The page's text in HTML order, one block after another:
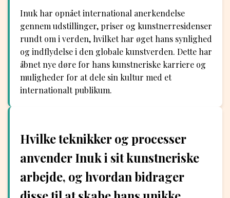
Inuk har opnået international anerkendelse
gennem udstillinger, priser og kunstnerresidenser
rundt om i verden, hvilket har øget hans synlighed
og indflydelse i den globale kunstverden. Dette har
åbnet nye døre for hans kunstneriske karriere og
muligheder for at dele sin kultur med et
internationalt publikum.
Hvilke teknikker og processer
anvender Inuk i sit kunstneriske
arbejde, og hvordan bidrager